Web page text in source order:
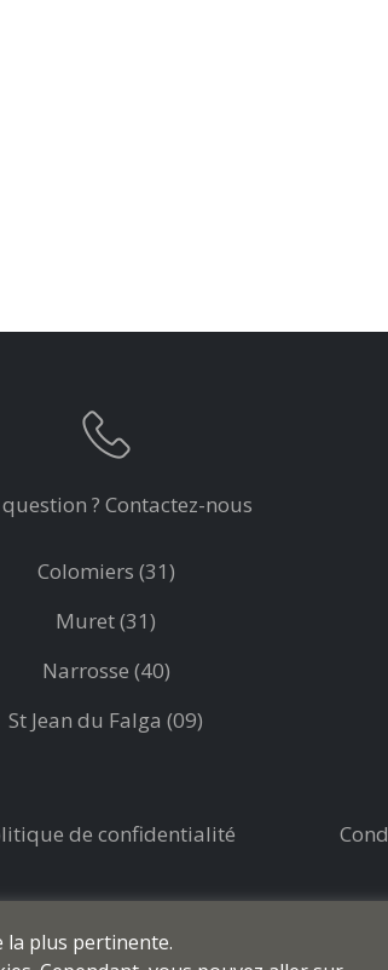
? Contactez-nous
Colomiers (31)
Muret (31)
Narrosse (40)
St Jean du Falga (09)
de confidentialité
la plus pertinente.